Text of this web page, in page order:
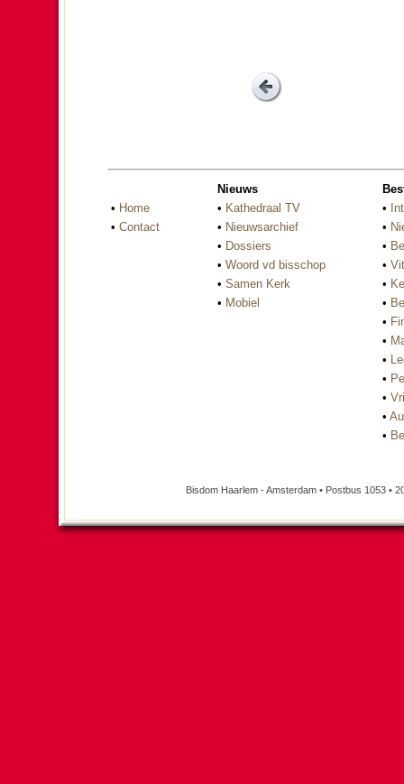
• Home
• Contact
Nieuws
• Kathedraal TV
• Nieuwsarchief
• Dossiers
• Woord vd bisschop
• Samen Kerk
• Mobiel
•
•
•
•
•
•
•
•
•
•
•
•
•
Bisdom Haarlem - Amsterdam • Postbus 1053 •